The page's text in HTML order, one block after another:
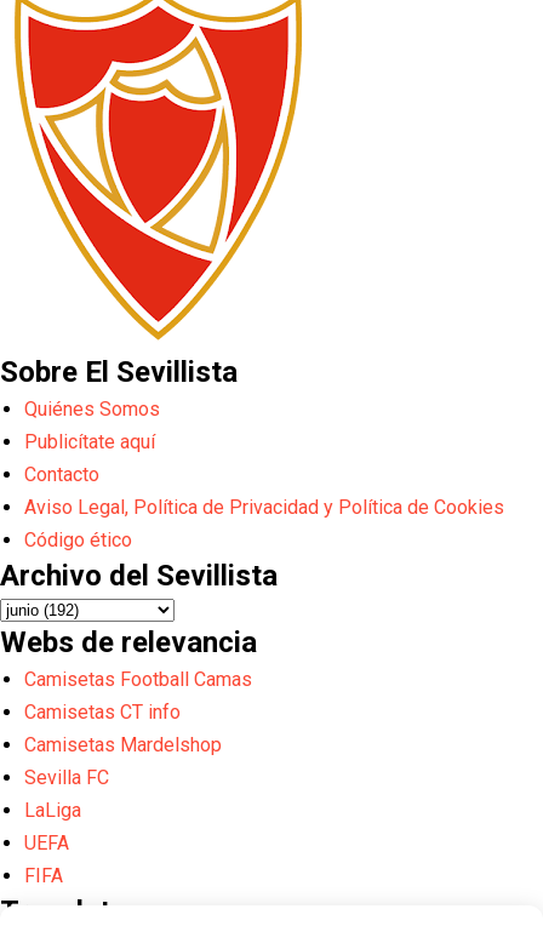
Sobre El Sevillista
Quiénes Somos
Publicítate aquí
Contacto
Aviso Legal, Política de Privacidad y Política de Cookies
Código ético
Archivo del Sevillista
Webs de relevancia
Camisetas Football Camas
Camisetas CT info
Camisetas Mardelshop
Sevilla FC
LaLiga
UEFA
FIFA
Translate